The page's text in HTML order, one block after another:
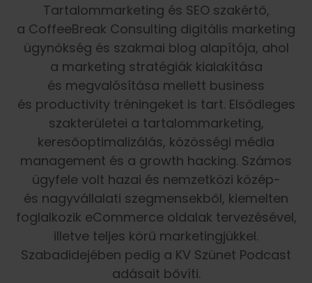
Tartalommarketing és SEO szakértő,
a CoffeeBreak Consulting digitális marketing
ügynökség és szakmai blog alapítója, ahol
a marketing stratégiák kialakítása
és megvalósítása mellett business
és productivity tréningeket is tart. Elsődleges
szakterületei a tartalommarketing,
keresőoptimalizálás, közösségi média
management és a growth hacking. Számos
ügyfele volt hazai és nemzetközi közép-
és nagyvállalati szegmensekből, kiemelten
foglalkozik eCommerce oldalak tervezésével,
illetve teljes körű marketingjükkel.
Szabadidejében pedig a KV Szünet Podcast
adásait bővíti.